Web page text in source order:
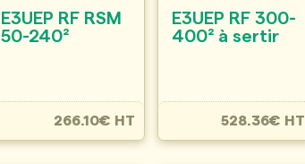
E3UEP RF RSM
50-240²
266.10€ HT
E3UEP RF 300-
400² à sertir
528.36€ HT